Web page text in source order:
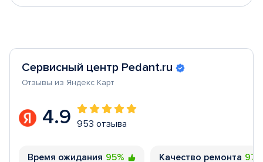
Сервисный центр Pedant.ru
Отзывы из Яндекс Карт
4.9 953 отзыва
Время ожидания 95% Качество ремонта